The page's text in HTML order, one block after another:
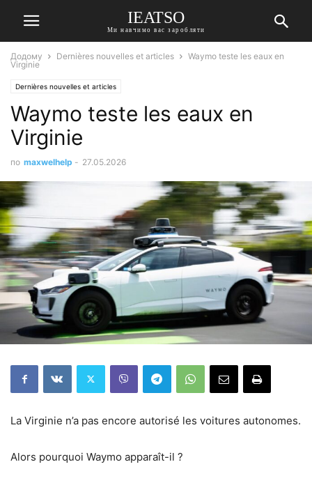
IEATSO
Ми навчимо вас заробляти
Додому Dernières nouvelles et articles
Waymo teste les eaux en
Virginie
Dernières nouvelles et articles
Waymo teste les eaux en
Virginie
по maxwelhelp - 27.05.2026
La Virginie n’a pas encore autorisé les voitures autonomes.
Alors pourquoi Waymo apparaît-il ?